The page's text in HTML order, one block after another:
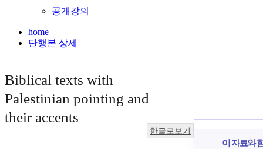
공개강의
home
단행본 상세
Biblical texts with
Palestinian pointing and
their accents
한글로보기
이 자료와